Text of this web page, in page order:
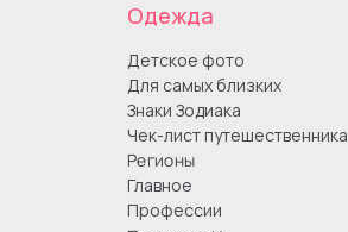
Детское фото
Для самых близких
Знаки Зодиака
Чек-лист путешественника
Регионы
Главное
Профессии
Одежда